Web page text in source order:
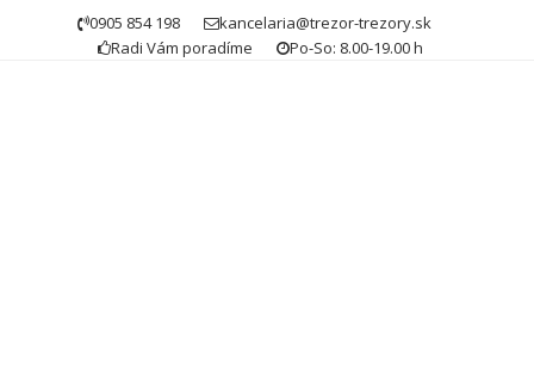
0905 854 198
kancelaria@trezor-trezory.sk
Radi Vám poradíme
Po-So: 8.00-19.00 h